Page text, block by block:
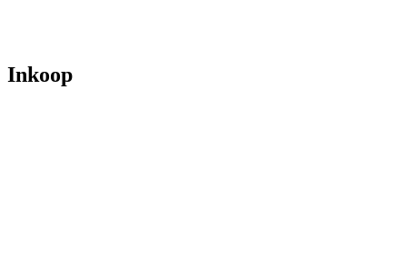
Inkoop